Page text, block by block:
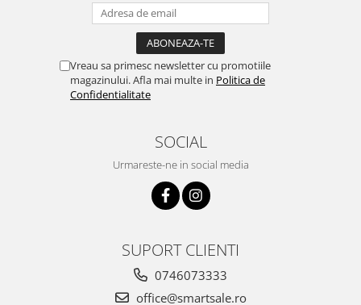
Vreau sa primesc newsletter cu promotiile
magazinului. Afla mai multe in Politica de
Confidentialitate
SOCIAL
Urmareste-ne in social media
SUPORT CLIENTI
0746073333
office@smartsale.ro